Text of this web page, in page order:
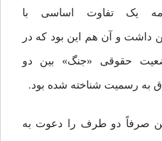
یک تفاوت اساسی با
داشت و آن هم این بود که در
حقوقی «جنگ» بین دو
به رسمیت شناخته شده بود.
صرفاً دو طرف را دعوت به